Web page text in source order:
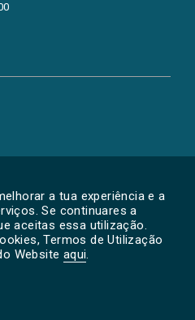
a tua experiência e a
Se continuares a
aceitas essa utilização.
Termos de Utilização
Website aqui.